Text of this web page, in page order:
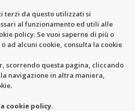
terzi da questo utilizzati si
al funzionamento ed utili alle
policy. Se vuoi saperne di più o
ad alcuni cookie, consulta la cookie
scorrendo questa pagina, cliccando
navigazione in altra maniera,
cookie policy.